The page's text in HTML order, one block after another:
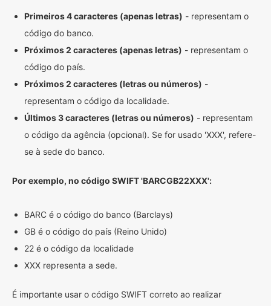
Primeiros 4 caracteres (apenas letras) - representam o
código do banco.
Próximos 2 caracteres (apenas letras) - representam o
código do país.
Próximos 2 caracteres (letras ou números) -
representam o código da localidade.
Últimos 3 caracteres (letras ou números) - representam
o código da agência (opcional). Se for usado 'XXX', refere-
se à sede do banco.
Por exemplo, no código SWIFT 'BARCGB22XXX':
BARC é o código do banco (Barclays)
GB é o código do país (Reino Unido)
22 é o código da localidade
XXX representa a sede.
É importante usar o código SWIFT correto ao realizar